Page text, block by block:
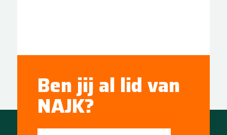
Ben jij al lid van
NAJK?